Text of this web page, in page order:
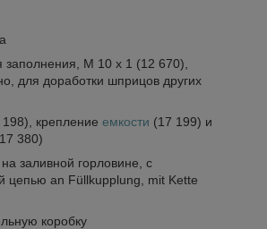
заполнения, M 10 x 1 (12 670),
для доработки шприцов других
крепление емкости (17 199) и
380)
заливной горловине, с
цепью an Füllkupplung, mit Kette
коробку